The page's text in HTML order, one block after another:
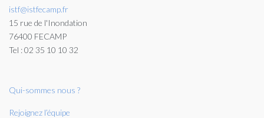
istf@istfecamp.fr
15 rue de l'Inondation
76400 FECAMP
Tel : 02 35 10 10 32
Qui-sommes nous ?
Rejoignez l’équipe